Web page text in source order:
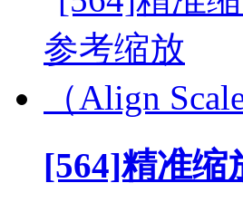
[564]精准缩